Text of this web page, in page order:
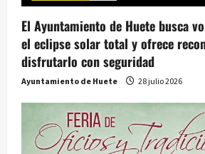
n
t
r
a
d
El Ayuntamiento de Huete busca
el eclipse solar total y ofrece
disfrutarlo con seguridad
Ayuntamiento de Huete 28 julio 2026